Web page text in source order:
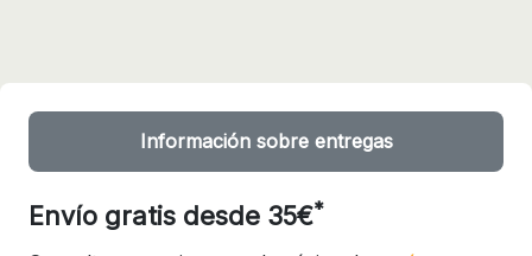
Información sobre entregas
Envío gratis desde 35€*